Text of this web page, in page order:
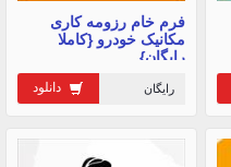
فرم خام رزومه کاری
مکانیک خودرو {کاملا
رایگان}
دانلود رایگان